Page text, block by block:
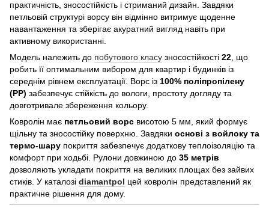
практичність, зносостійкість і стриманий дизайн. Завдяки
петльовій структурі ворсу він відмінно витримує щоденне
навантаження та зберігає акуратний вигляд навіть при
активному використанні.
Модель належить до побутового класу зносостійкості 22 , що
робить її оптимальним вибором для квартир і будинків із
середнім рівнем експлуатації. Ворс із 100% поліпропілену
(PP) забезпечує стійкість до вологи, простоту догляду та
довготривале збереження кольору.
Ковролін має петльовий ворс висотою 5 мм, який формує
щільну та зносостійку поверхню. Завдяки основі з войлоку та
термо-шару покриття забезпечує додаткову теплоізоляцію та
комфорт при ходьбі. Рулони довжиною до 35 метрів
дозволяють укладати покриття на великих площах без зайвих
стиків. У каталозі diamantpol цей ковролін представлений як
практичне рішення для дому.